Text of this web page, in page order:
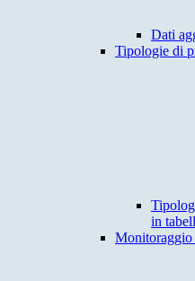
Dati
Tipologie di
in
Monitoraggio